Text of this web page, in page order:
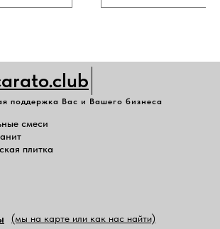
поддержка Вас и Вашего бизнеса
смеси
плитка
(мы на карте или как нас найти)